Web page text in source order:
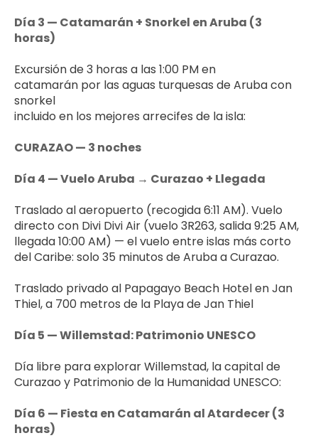
Día 3 — Catamarán + Snorkel en Aruba (3
horas)
Excursión de 3 horas a las 1:00 PM en
catamarán por las aguas turquesas de Aruba con
snorkel
incluido en los mejores arrecifes de la isla:
CURAZAO — 3 noches
Día 4 — Vuelo Aruba → Curazao + Llegada
Traslado al aeropuerto (recogida 6:11 AM). Vuelo
directo con Divi Divi Air (vuelo 3R263, salida 9:25 AM,
llegada 10:00 AM) — el vuelo entre islas más corto
del Caribe: solo 35 minutos de Aruba a Curazao.
Traslado privado al Papagayo Beach Hotel en Jan
Thiel, a 700 metros de la Playa de Jan Thiel
Día 5 — Willemstad: Patrimonio UNESCO
Día libre para explorar Willemstad, la capital de
Curazao y Patrimonio de la Humanidad UNESCO:
Día 6 — Fiesta en Catamarán al Atardecer (3
horas)